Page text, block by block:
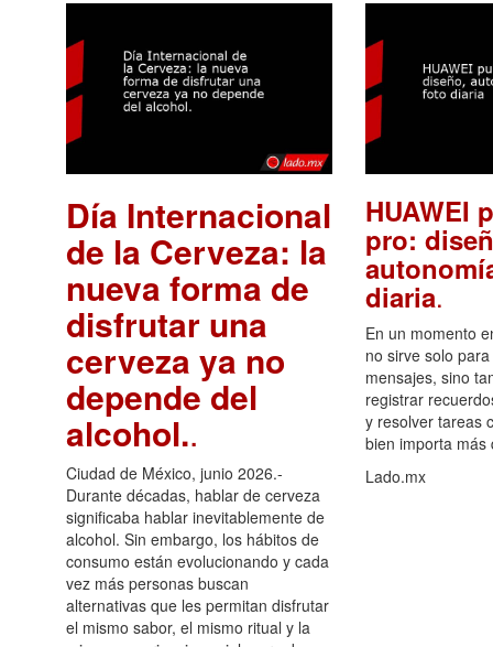
Día Internacional
de la Cerveza: la
nueva forma de
disfrutar una
cerveza ya no
depende del
alcohol..
Ciudad de México, junio 2026.-
Durante décadas, hablar de cerveza
significaba hablar inevitablemente de
alcohol. Sin embargo, los hábitos de
consumo están evolucionando y cada
vez más personas buscan
alternativas que les permitan disfrutar
el mismo sabor, el mismo ritual y la
HUAWEI
pro:
diaria.
En un momento
no sirve solo
mensajes, sino
registrar
y resolver tareas
bien importa más
Lado.mx